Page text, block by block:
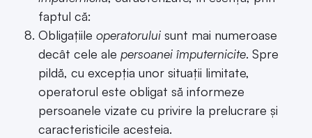
faptul că:
Obligațiile operatorului sunt mai numeroase
decât cele ale persoanei împuternicite. Spre
pildă, cu excepția unor situații limitate,
operatorul este obligat să informeze
persoanele vizate cu privire la prelucrare și
caracteristicile acesteia.